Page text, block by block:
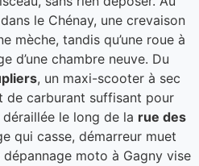
le Chénay, une crevaison
mèche, tandis qu’une roue à
d’une chambre neuve. Du
, un maxi-scooter à sec
de carburant suffisant pour
le long de la rue des
qui casse, démarreur muet
moto à Gagny vise